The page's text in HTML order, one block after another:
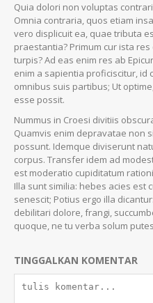
Quia dolori non voluptas
Omnia contraria, quos etiam
vero displicuit ea, quae tributa
praestantia? Primum cur ista
turpis? Ad eas enim res ab
enim a sapientia proficiscitur, id
omnibus suis partibus; Ut
esse possit.
Nummus in Croesi divitiis
Quamvis enim depravatae non
possunt. Idemque diviserunt
corpus. Transfer idem ad
est moderatio cupiditatum
Illa sunt similia: hebes acies est
senescit; Potius ergo illa
debilitari dolore, frangi,
quoque, ne tu verba solum
TINGGALKAN KOMENTAR